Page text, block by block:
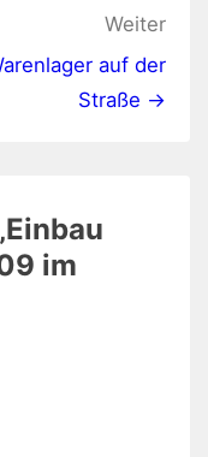
Weiter
auf der
Straße →
Einbau
im